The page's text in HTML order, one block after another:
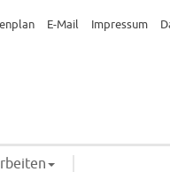
E-Mail Impressum